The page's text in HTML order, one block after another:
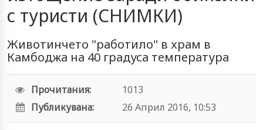
с туристи (СНИМКИ)
Животинчето "работило" в храм в
Камбоджа на 40 градуса температура
Прочитания:
1013
Публикувана:
26 Април 2016, 10:53